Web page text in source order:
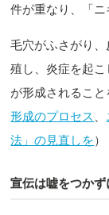
件が重なり、「ニ
毛穴がふさがり
殖し、炎症を起
が形成されるこ
形成のプロセス
法」の見直しを）
宣伝は嘘をつか